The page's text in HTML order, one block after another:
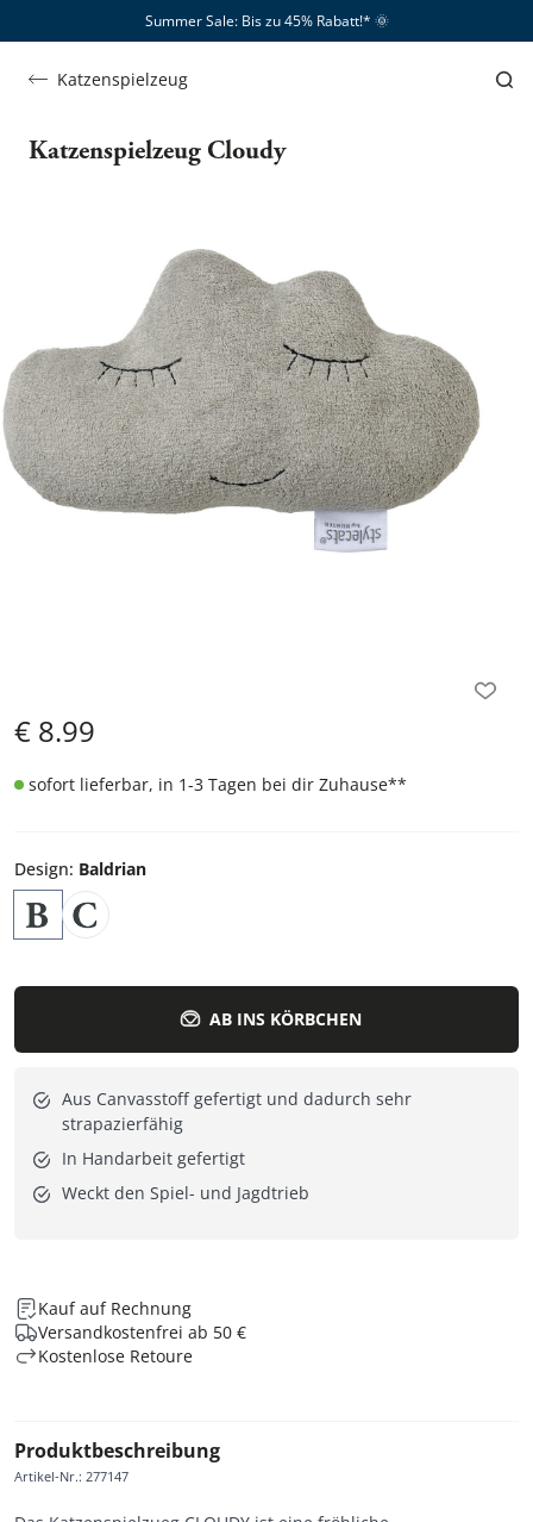
Summer Sale: Bis zu 45% Rabatt!*​ 🌞
Katzenspielzeug
Katzenspielzeug Cloudy
€ 8.99
sofort lieferbar, in 1-3 Tagen bei dir Zuhause**
Design: Baldrian
AB INS KÖRBCHEN
Aus Canvasstoff gefertigt und dadurch sehr
strapazierfähig
In Handarbeit gefertigt
Weckt den Spiel- und Jagdtrieb
Kauf auf Rechnung
Versandkostenfrei ab 50 €
Kostenlose Retoure
Produktbeschreibung
Artikel-Nr.: 277147